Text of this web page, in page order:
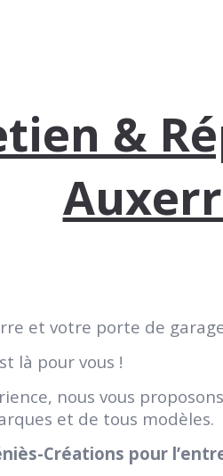
&
et votre porte de
là pour vous !
nous vous
et de tous modèles.
Créations pour